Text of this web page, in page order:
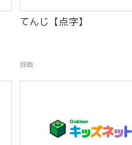
てんじ【点字】
辞典